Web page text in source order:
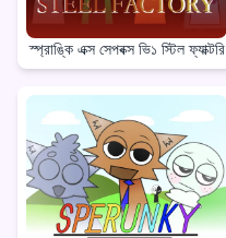
স্প্রাঙ্কি এক্স সেপবক্স ভি১ স্টিল ফ্যাক্টরি